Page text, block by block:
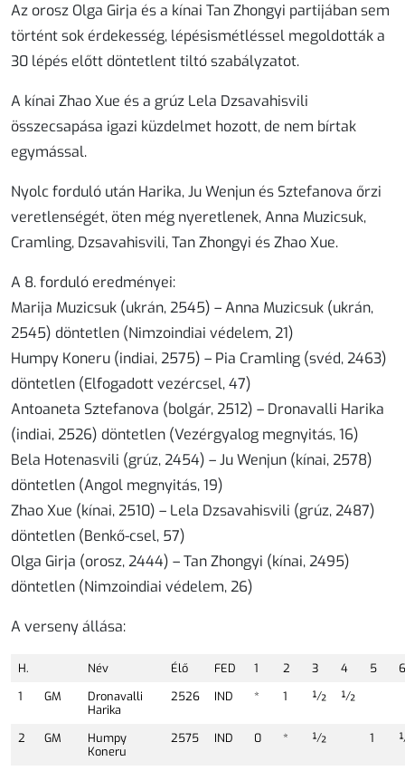
Az orosz Olga Girja és a kínai Tan Zhongyi partijában sem
történt sok érdekesség, lépésismétléssel megoldották a
30 lépés előtt döntetlent tiltó szabályzatot.
A kínai Zhao Xue és a grúz Lela Dzsavahisvili
összecsapása igazi küzdelmet hozott, de nem bírtak
egymással.
Nyolc forduló után Harika, Ju Wenjun és Sztefanova őrzi
veretlenségét, öten még nyeretlenek, Anna Muzicsuk,
Cramling, Dzsavahisvili, Tan Zhongyi és Zhao Xue.
A 8. forduló eredményei:
Marija Muzicsuk (ukrán, 2545) – Anna Muzicsuk (ukrán,
2545) döntetlen (Nimzoindiai védelem, 21)
Humpy Koneru (indiai, 2575) – Pia Cramling (svéd, 2463)
döntetlen (Elfogadott vezércsel, 47)
Antoaneta Sztefanova (bolgár, 2512) – Dronavalli Harika
(indiai, 2526) döntetlen (Vezérgyalog megnyitás, 16)
Bela Hotenasvili (grúz, 2454) – Ju Wenjun (kínai, 2578)
döntetlen (Angol megnyitás, 19)
Zhao Xue (kínai, 2510) – Lela Dzsavahisvili (grúz, 2487)
döntetlen (Benkő-csel, 57)
Olga Girja (orosz, 2444) – Tan Zhongyi (kínai, 2495)
döntetlen (Nimzoindiai védelem, 26)
A verseny állása:
H. Név Élő FED 1 2 3 4 5
6
1
GM
Dronavalli
Harika
2526 IND * 1 ½ ½
2 GM
Humpy
Koneru
2575 IND 0 * ½ 1